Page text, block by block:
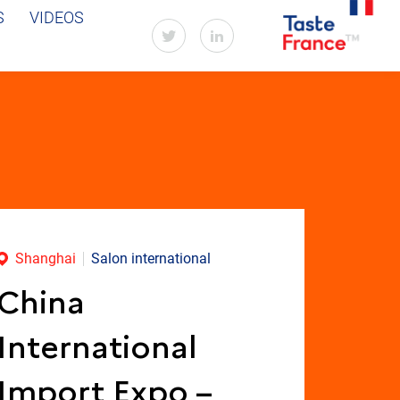
VIDEOS
Shanghai Salon international
International
Import Expo –